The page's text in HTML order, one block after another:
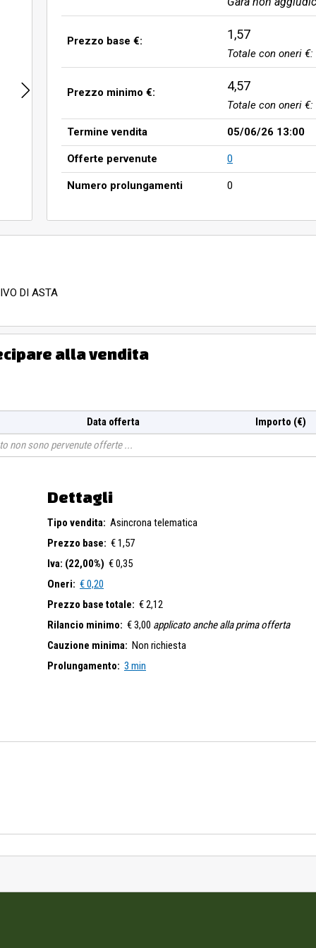
Prezzo base €: 1,57
Totale con oneri €:
Prezzo minimo €: 4,57
Totale con oneri €:
Termine vendita 05/06/26 13:00
Offerte pervenute 0
Numero prolungamenti 0
DI ASTA
alla vendita
Data offerta
Importo (€)
non sono pervenute offerte
Dettagli
Tipo vendita: Asincrona telematica
Prezzo base: € 1,57
Iva: (22,00%) € 0,35
Oneri: € 0,20
Prezzo base totale: € 2,12
Rilancio minimo: € 3,00 applicato anche alla prima offerta
Cauzione minima: Non richiesta
Prolungamento: 3 min